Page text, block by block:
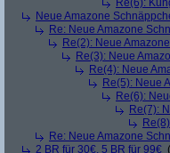
Re(6):
Neue Amazone
Re: Neue Amazone
Re(2): Neue
Re(3): Neue
Re(4): Neue
Re(5): Neue
Re(6):
Re(7):
Re: Neue Amazone
2 BR für 30€, 5 BR für 99€ (